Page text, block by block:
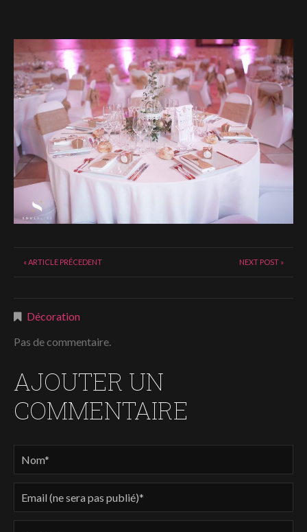
« ARTICLE PRÉCEDENT NEXT POST »
Décoration
Pas de commentaire.
AJOUTER UN
COMMENTAIRE